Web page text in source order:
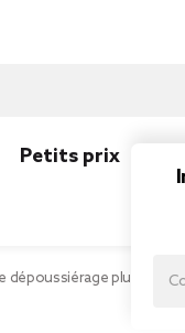
Petits prix
dépoussiérage plumeau